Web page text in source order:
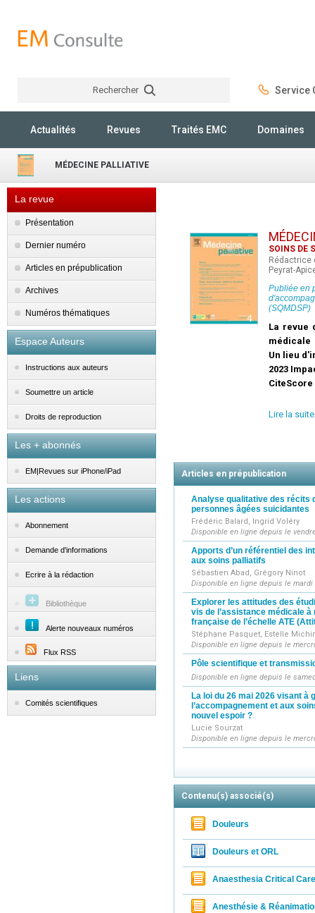
Rechercher Service
Actualités Revues Traités EMC Domaines
MÉDECINE PALLIATIVE
La revue
Présentation
Dernier numéro
Articles en prépublication
Archives
Numéros thématiques
Espace Auteurs
Instructions aux auteurs
Soumettre un article
Droits de reproduction
Les + abonnés
EM|Revues sur iPhone/iPad
Les actions
Abonnement
Demande d'informations
Ecrire à la rédaction
Bibliothèque
Alerte nouveaux numéros
Flux RSS
Liens
Comités scientifiques
SOINS DE
Rédactrice
Peyrat-
Publiée en
(SQMDSP)
La revue
médicale
Un lieu
2023
CiteScore
Outil de
Les
continue
travaux,
Un
originales,
de presse,
Lire la suite
Articles en prépublication
Analyse qualitative des récits
personnes âgées suicidantes
Frédéric Balard, Ingrid Voléry
Disponible en ligne depuis le
Apports d’un référentiel des
aux soins palliatifs
Sébastien Abad, Grégory Ninot
Disponible en ligne depuis le
Explorer les attitudes des
vis de l’assistance médicale
française de l’échelle ATE
Stéphane Pasquet, Estelle
Disponible en ligne depuis le
Pôle scientifique et
Disponible en ligne depuis le
La loi du 26 mai 2026 visant à
l’accompagnement et aux
nouvel espoir ?
Lucie Sourzat
Disponible en ligne depuis le
Contenu(s) associé(s)
Douleurs
Douleurs et ORL
Anaesthesia Critical
Anesthésie &